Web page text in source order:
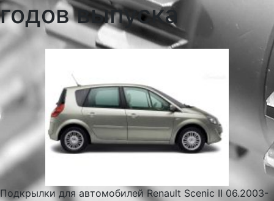
годов выпуска
Подкрылки для автомобилей Renault Scenic II 06.2003-